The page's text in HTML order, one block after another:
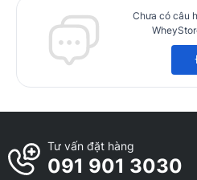
Chưa có câu
Tư vấn đặt hàng
091 901 3030